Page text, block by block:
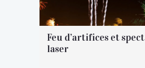
Feu d’artifices et
laser